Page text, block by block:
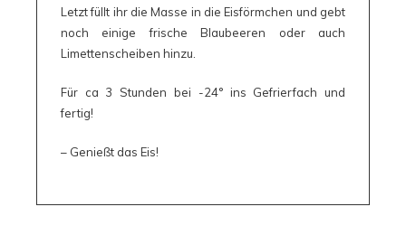
Letzt füllt ihr die Masse in die Eisförmchen und gebt
noch einige frische Blaubeeren oder auch
Limettenscheiben hinzu.
Für ca 3 Stunden bei -24° ins Gefrierfach und
fertig!
– Genießt das Eis!